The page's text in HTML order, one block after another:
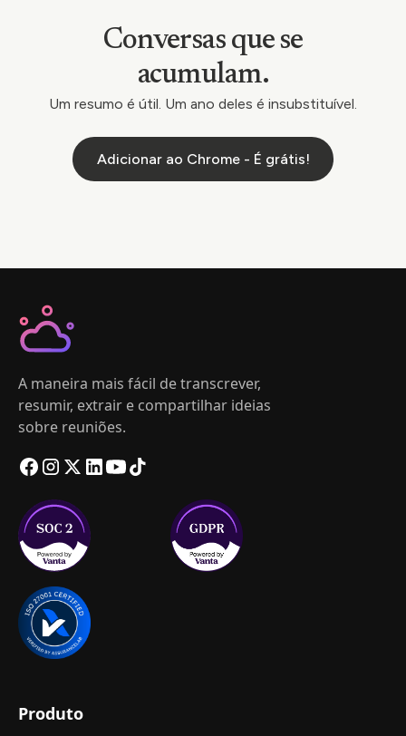
Conversas que se
acumulam.
Um resumo é útil. Um ano deles é insubstituível.
Adicionar ao Chrome - É grátis!
A maneira mais fácil de transcrever,
resumir, extrair e compartilhar ideias
sobre reuniões.
Produto